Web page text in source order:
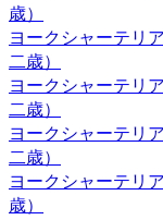
2020.10.16
子犬を購入するに
康状態やワクチン
は、紹介ページに
や、それと合わせ
様の元に元気で健
す。 ヨークシャー
歳）
ヨークシャーテリ
二歳）
ヨークシャーテリ
二歳）
ヨークシャーテリ
二歳）
ヨークシャーテリ
歳）